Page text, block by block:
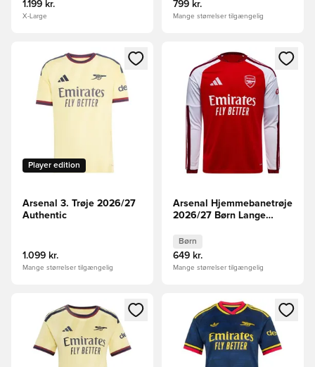
1.199 kr.
X-Large
799 kr.
Mange størrelser tilgængelig
Åbner en Modal til at logge ind eller tilmelde dig som
Player edition
Arsenal 3. Trøje 2026/27
Authentic
1.099 kr.
Mange størrelser tilgængelig
Åbner en Modal til at logge
Arsenal Hjemmebanetrøje
2026/27 Børn Lange
Børn
649 kr.
Mange størrelser tilgængelig
Åbner en Modal til at logge ind eller tilmelde dig som
Åbner en Modal til at logge